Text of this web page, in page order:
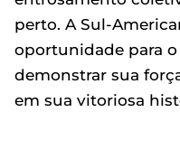
perto. A Sul-
oportunidade para
demonstrar sua
em sua vitoriosa